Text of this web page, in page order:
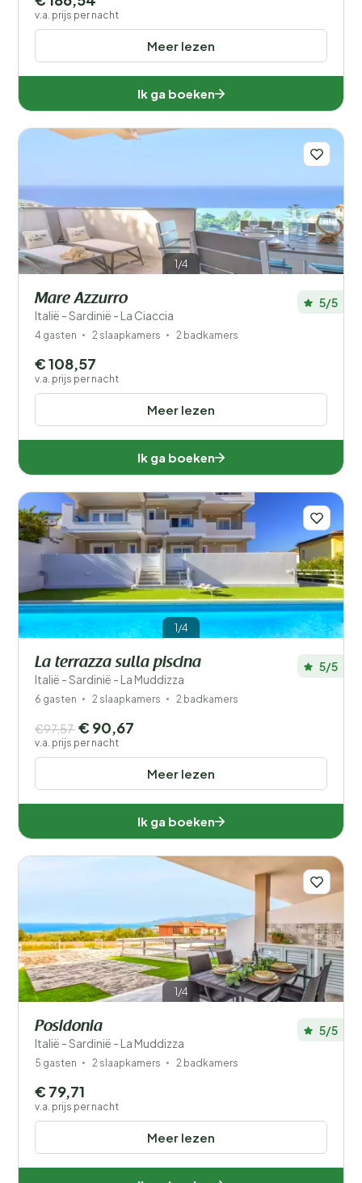
Meer lezen
v.a. prijs per nacht
Ik ga boeken
1/4
Mare Azzurro
Italië - Sardinië - La Ciaccia
5/5
4 gasten 2 slaapkamers 2 badkamers
Meer lezen
€ 108,57
v.a. prijs per nacht
Ik ga boeken
1/4
La terrazza sulla piscina
Italië - Sardinië - La Muddizza
5/5
6 gasten 2 slaapkamers 2 badkamers
Meer lezen
€97,57 € 90,67
v.a. prijs per nacht
Ik ga boeken
1/4
Posidonia
Italië - Sardinië - La Muddizza
5/5
5 gasten 2 slaapkamers 2 badkamers
Meer lezen
€ 79,71
v.a. prijs per nacht